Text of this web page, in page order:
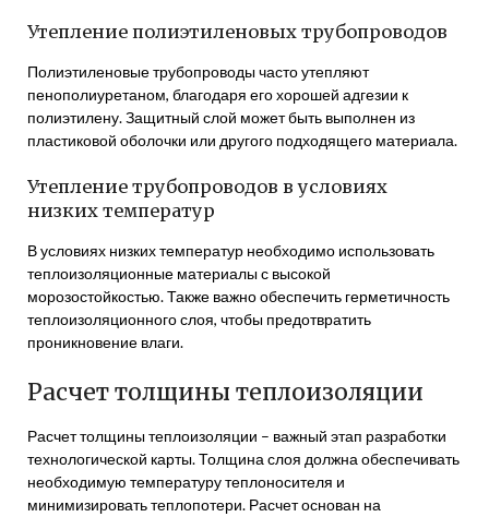
Утепление полиэтиленовых трубопроводов
Полиэтиленовые трубопроводы часто утепляют
пенополиуретаном, благодаря его хорошей адгезии к
полиэтилену. Защитный слой может быть выполнен из
пластиковой оболочки или другого подходящего материала.
Утепление трубопроводов в условиях
низких температур
В условиях низких температур необходимо использовать
теплоизоляционные материалы с высокой
морозостойкостью. Также важно обеспечить герметичность
теплоизоляционного слоя, чтобы предотвратить
проникновение влаги.
Расчет толщины теплоизоляции
Расчет толщины теплоизоляции – важный этап разработки
технологической карты. Толщина слоя должна обеспечивать
необходимую температуру теплоносителя и
минимизировать теплопотери. Расчет основан на